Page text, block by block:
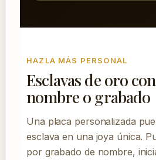
HAZLA MÁS PERSONAL
Esclavas de oro
nombre o grabado
Una placa personalizada
esclava en una joya única.
por grabado de nombre,